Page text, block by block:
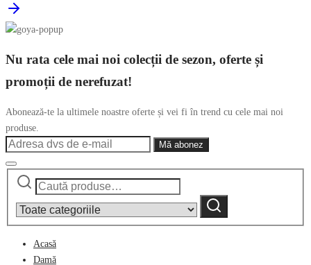
Nu rata cele mai noi colecții de sezon, oferte și
promoții de nerefuzat!
Abonează-te la ultimele noastre oferte și vei fi în trend cu cele mai noi
produse.
Caută
category:
Caută
Acasă
Damă